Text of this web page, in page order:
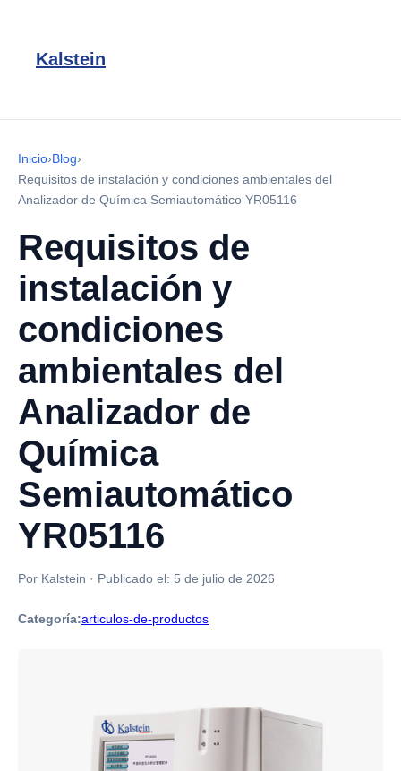
Kalstein
Inicio›Blog›
Requisitos de instalación y condiciones ambientales del
Analizador de Química Semiautomático YR05116
Requisitos de
instalación y
condiciones
ambientales del
Analizador de
Química
Semiautomático
YR05116
Por Kalstein · Publicado el: 5 de julio de 2026
Categoría:articulos-de-productos